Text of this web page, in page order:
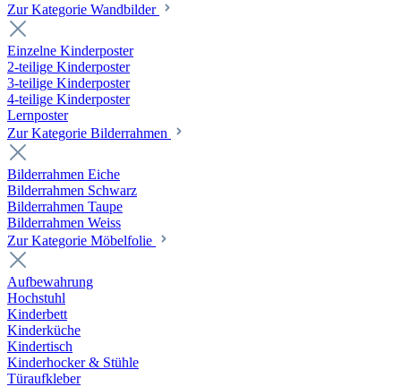
Zur Kategorie Wandbilder
Einzelne Kinderposter
2-teilige Kinderposter
3-teilige Kinderposter
4-teilige Kinderposter
Lernposter
Zur Kategorie Bilderrahmen
Bilderrahmen Eiche
Bilderrahmen Schwarz
Bilderrahmen Taupe
Bilderrahmen Weiss
Zur Kategorie Möbelfolie
Aufbewahrung
Hochstuhl
Kinderbett
Kinderküche
Kindertisch
Kinderhocker & Stühle
Türaufkleber